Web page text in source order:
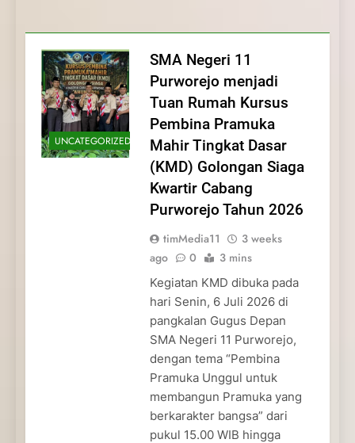
dan Pengabdian Generasi
Pramuka
Pramuka
Kepedulian
UNCATEGORIZED
SMA Negeri 11
Purworejo menjadi
Tuan Rumah Kursus
Pembina Pramuka
Mahir Tingkat Dasar
(KMD) Golongan Siaga
Kwartir Cabang
Purworejo Tahun 2026
timMedia11
3 weeks
ago
0 3 mins
Kegiatan KMD dibuka pada
hari Senin, 6 Juli 2026 di
pangkalan Gugus Depan
SMA Negeri 11 Purworejo,
dengan tema “Pembina
Pramuka Unggul untuk
membangun Pramuka yang
berkarakter bangsa” dari
pukul 15.00 WIB hingga